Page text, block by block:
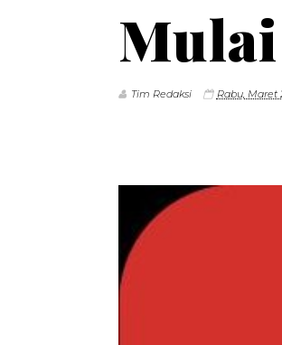
Mulai
Tim Redaksi Rabu, Maret